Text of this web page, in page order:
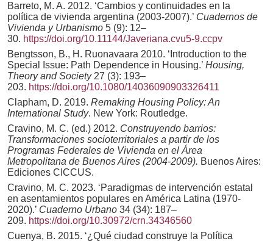
Barreto, M. A. 2012. ‘Cambios y continuidades en la
política de vivienda argentina (2003-2007).’ Cuadernos de
Vivienda y Urbanismo 5 (9): 12–
30. https://doi.org/10.11144/Javeriana.cvu5-9.ccpv
Bengtsson, B., H. Ruonavaara 2010. ‘Introduction to the
Special Issue: Path Dependence in Housing.’ Housing,
Theory and Society27 (3): 193–
203. https://doi.org/10.1080/14036090903326411
Clapham, D. 2019. Remaking Housing Policy: An
International Study. New York: Routledge.
Cravino, M. C. (ed.) 2012. Construyendo barrios:
Transformaciones socioterritoriales a partir de los
Programas Federales de Vivienda en el Área
Metropolitana de Buenos Aires (2004-2009). Buenos Aires:
Ediciones CICCUS.
Cravino, M. C. 2023. ‘Paradigmas de intervención estatal
en asentamientos populares en América Latina (1970-
2020).’ Cuaderno Urbano 34 (34): 187–
209. https://doi.org/10.30972/crn.34346560
Cuenya, B. 2015. ‘¿Qué ciudad construye la Política